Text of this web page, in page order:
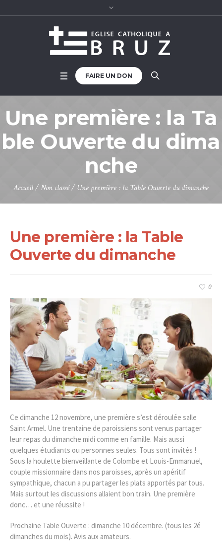
FAIRE UN DON
Une première : la Ta
ble Ouverte du dima
nche
Accueil/Non classé/ Une première : la Table Ouverte du dimanche
Une première : la Table
Ouverte du dimanche
0
Ce dimanche 12 novembre, une première s’est déroulée salle
Saint Armel. Une trentaine de paroissiens sont venus partager
leur repas du dimanche midi comme en famille. Mais aussi
quelques étudiants ou personnes seules. Tous sont invités !
Sous la houlette bienveillante de Colombe et Louis-Emmanuel,
couple missionnaire dans nos paroisses, après un apéritif
sympathique, chacun a pu partager les plats apportés par tous.
Mais surtout les discussions allaient bon train. Une première
donc… et une réussite !
Prochaine Table Ouverte : dimanche 10 décembre. (tous les 2é
dimanches du mois). Avis aux amateurs.